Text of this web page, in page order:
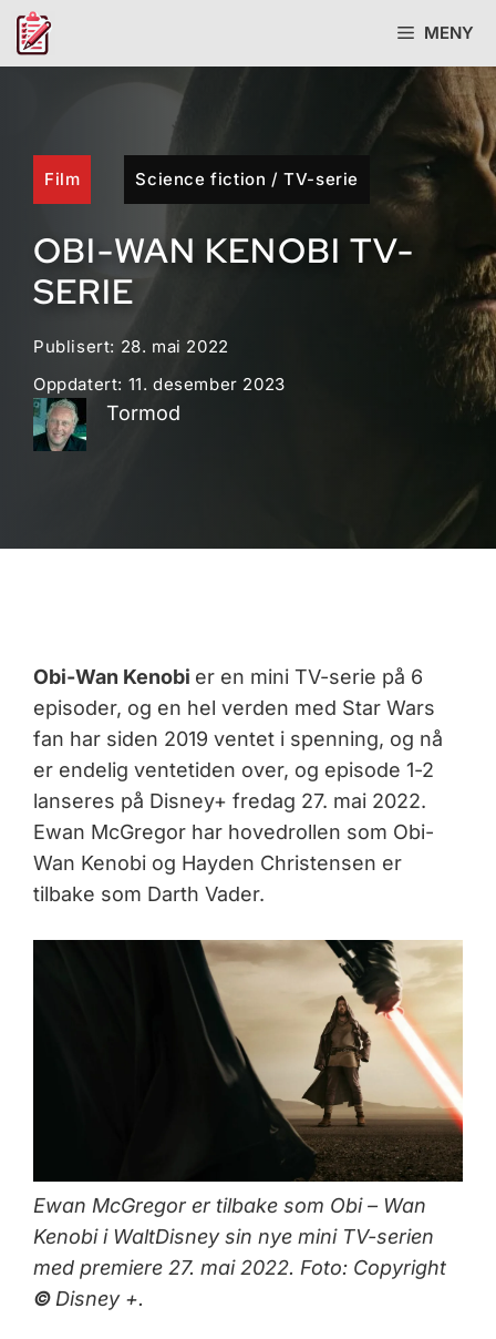
Hopp
MENY
Film Science fiction /TV-serie
OBI-WAN KENOBI TV-
SERIE
Publisert: 28. mai 2022
Oppdatert: 11. desember 2023
Tormod
Obi-Wan Kenobi er en mini TV-serie på 6
episoder, og en hel verden med Star Wars
fan har siden 2019 ventet i spenning, og nå
er endelig ventetiden over, og episode 1-2
lanseres på Disney+ fredag 27. mai 2022.
Ewan McGregor har hovedrollen som Obi-
Wan Kenobi og Hayden Christensen er
tilbake som Darth Vader.
Ewan McGregor er tilbake som Obi – Wan
Kenobi i WaltDisney sin nye mini TV-serien
med premiere 27. mai 2022. Foto: Copyright
© Disney +.